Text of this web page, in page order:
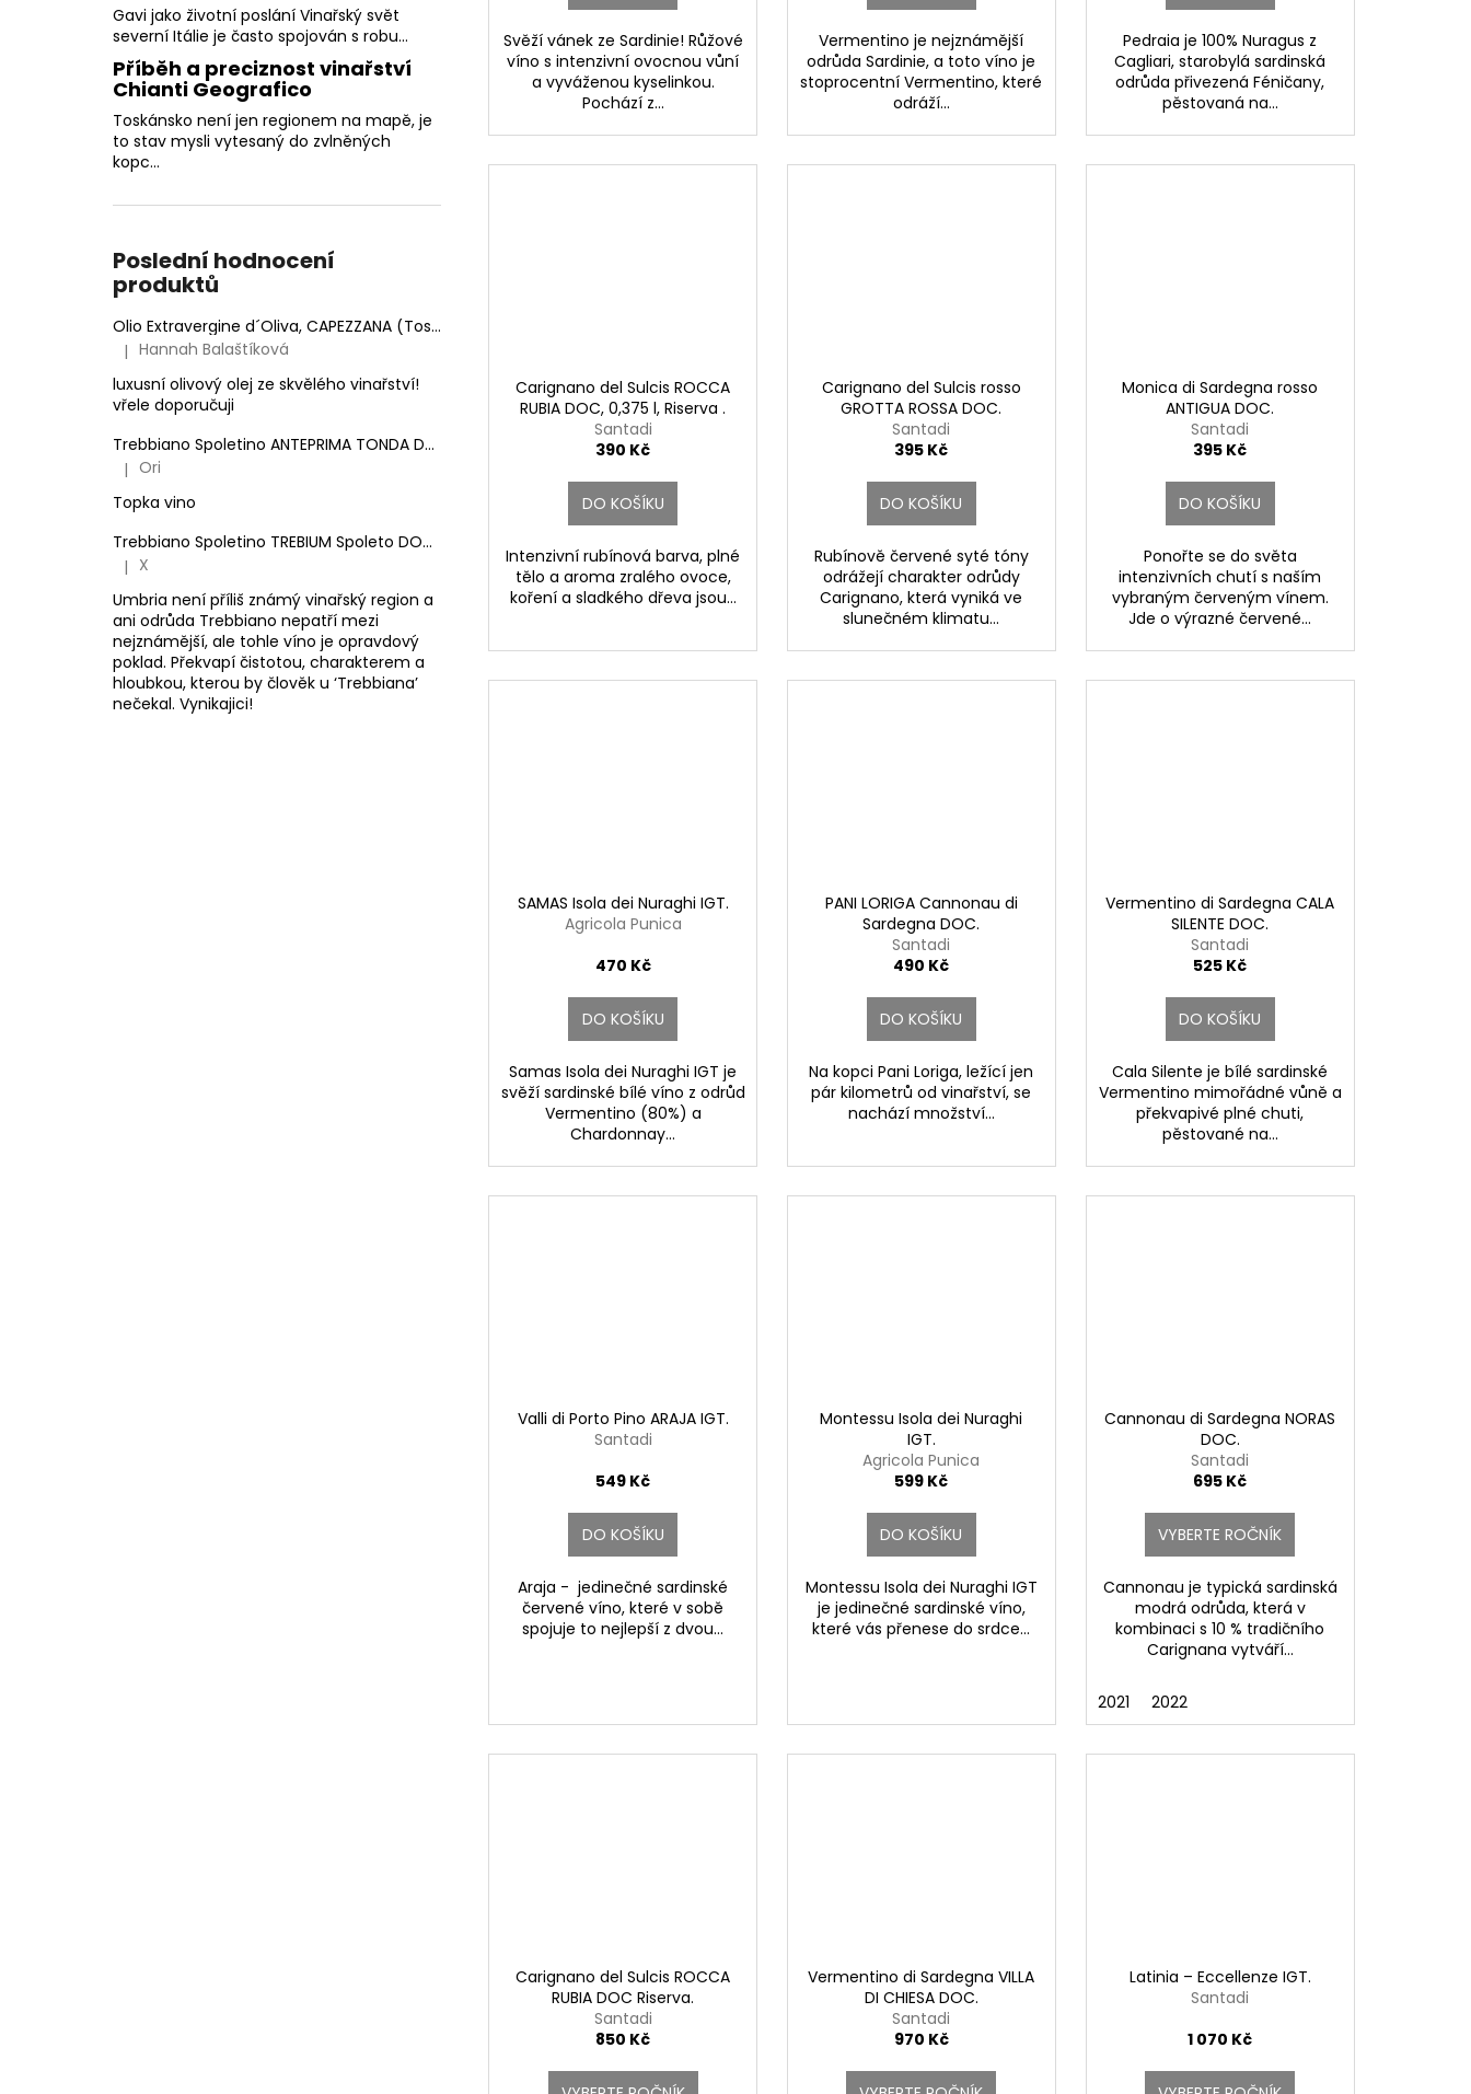
Gavi jako životní poslání Vinařský svět
severní Itálie je často spojován s robu...
Příběh a preciznost vinařství
Chianti Geografico
Toskánsko není jen regionem na mapě, je
to stav mysli vytesaný do zvlněných
kopc...
Poslední hodnocení
produktů
Olio Extravergine d´Oliva, CAPEZZANA (Toskánsko) - 0,5 l
Hodnocení produktu je 5 z 5 hvězdiček.
| Hannah Balaštíková
luxusní olivový olej ze skvělého vinařství!
vřele doporučuji
Trebbiano Spoletino ANTEPRIMA TONDA DOC.
Antonelli San Marco
Hodnocení produktu je 5 z 5 hvězdiček.
| Ori
Topka vino
Trebbiano Spoletino TREBIUM Spoleto DOC.
Hodnocení produktu je 5 z 5 hvězdiček.
| X
Umbria není příliš známý vinařský region a
ani odrůda Trebbiano nepatří mezi
nejznámější, ale tohle víno je opravdový
poklad. Překvapí čistotou, charakterem a
hloubkou, kterou by člověk u ‘Trebbiana’
nečekal. Vynikajici!
Svěží vánek ze Sardinie! Růžové
víno s intenzivní ovocnou vůní
a vyváženou kyselinkou.
Pochází z...
Vermentino je nejznámější
odrůda Sardinie, a toto víno je
stoprocentní Vermentino, které
odráží...
Pedraia je 100% Nuragus z
Cagliari, starobylá sardinská
odrůda přivezená Féničany,
pěstovaná na...
Carignano del Sulcis ROCCA
RUBIA DOC, 0,375 l, Riserva .
Santadi
390 Kč
DO KOŠÍKU
Intenzivní rubínová barva, plné
tělo a aroma zralého ovoce,
koření a sladkého dřeva jsou...
Carignano del Sulcis rosso
GROTTA ROSSA DOC.
Santadi
395 Kč
DO KOŠÍKU
Rubínově červené syté tóny
odrážejí charakter odrůdy
Carignano, která vyniká ve
slunečném klimatu...
Monica di Sardegna rosso
ANTIGUA DOC.
Santadi
395 Kč
DO KOŠÍKU
Ponořte se do světa
intenzivních chutí s naším
vybraným červeným vínem.
Jde o výrazné červené...
SAMAS Isola dei Nuraghi IGT.
Agricola Punica
470 Kč
DO KOŠÍKU
Samas Isola dei Nuraghi IGT je
svěží sardinské bílé víno z odrůd
Vermentino (80%) a
Chardonnay...
PANI LORIGA Cannonau di
Sardegna DOC.
Santadi
490 Kč
DO KOŠÍKU
Na kopci Pani Loriga, ležící jen
pár kilometrů od vinařství, se
nachází množství...
Vermentino di Sardegna CALA
SILENTE DOC.
Santadi
525 Kč
DO KOŠÍKU
Cala Silente je bílé sardinské
Vermentino mimořádné vůně a
překvapivé plné chuti,
pěstované na...
Valli di Porto Pino ARAJA IGT.
Santadi
549 Kč
DO KOŠÍKU
Araja - jedinečné sardinské
červené víno, které v sobě
spojuje to nejlepší z dvou...
Montessu Isola dei Nuraghi
IGT.
Agricola Punica
599 Kč
DO KOŠÍKU
Montessu Isola dei Nuraghi IGT
je jedinečné sardinské víno,
které vás přenese do srdce...
Cannonau di Sardegna NORAS
DOC.
Santadi
695 Kč
VYBERTE ROČNÍK
Cannonau je typická sardinská
modrá odrůda, která v
kombinaci s 10 % tradičního
Carignana vytváří...
2021 2022
Carignano del Sulcis ROCCA
RUBIA DOC Riserva.
Santadi
850 Kč
Vermentino di Sardegna VILLA
DI CHIESA DOC.
Santadi
970 Kč
Latinia – Eccellenze IGT.
Santadi
1 070 Kč